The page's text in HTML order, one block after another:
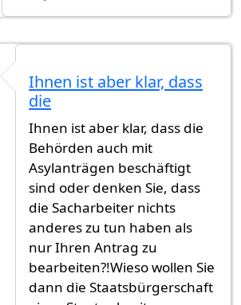
Ich habe im September 2015von
Ihnen ist aber klar, dass
die
Ihnen ist aber klar, dass die
Behörden auch mit
Asylanträgen beschäftigt
sind oder denken Sie, dass
die Sacharbeiter nichts
anderes zu tun haben als
nur Ihren Antrag zu
bearbeiten?!Wieso wollen Sie
dann die Staatsbürgerschaft